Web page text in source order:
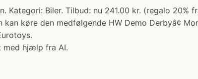
Kategori: Biler. Tilbud: nu 241.00 kr. (regalo 20%
køre den medfølgende HW Demo Derbyâ¢
med hjælp fra AI.